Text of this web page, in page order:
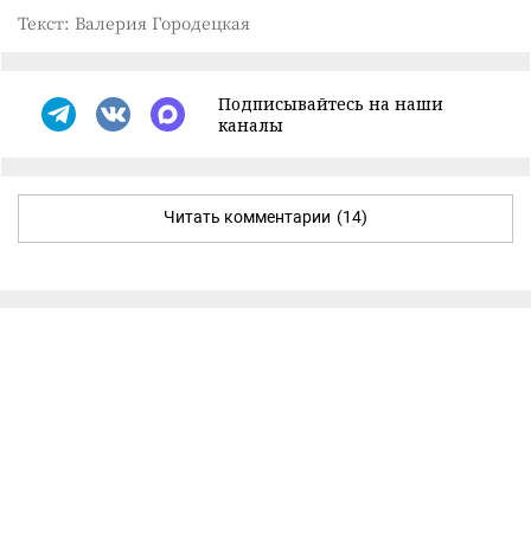
Текст: Валерия Городецкая
Подписывайтесь на наши
каналы
Читать комментарии (14)